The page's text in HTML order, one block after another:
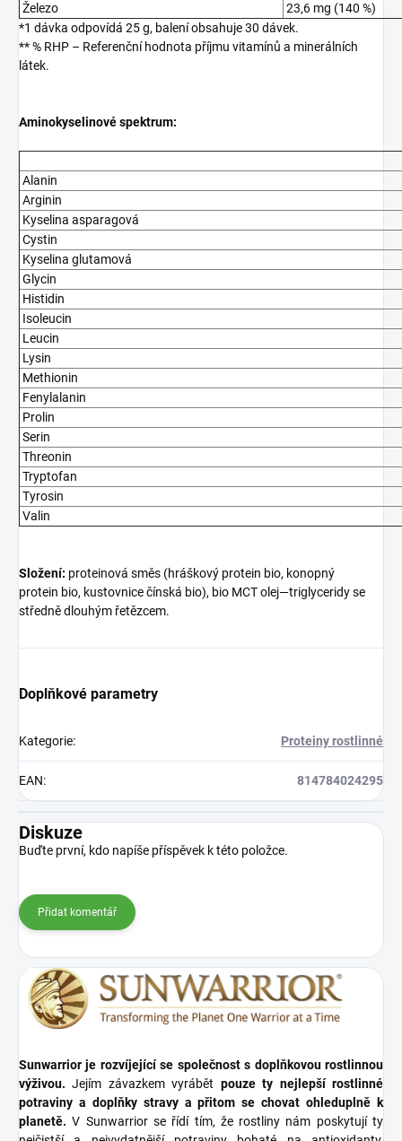
Železo
23,6 mg (140 %)
*1 dávka odpovídá 25 g, balení obsahuje 30 dávek.
** % RHP – Referenční hodnota příjmu vitamínů a minerálních
látek.
Aminokyselinové spektrum:
Alanin
Arginin
Kyselina asparagová
Cystin
Kyselina glutamová
Glycin
Histidin
Isoleucin
Leucin
Lysin
Methionin
Fenylalanin
Prolin
Serin
Threonin
Tryptofan
Tyrosin
Valin
Složení: proteinová směs (hráškový protein bio, konopný
protein bio, kustovnice čínská bio), bio MCT olej—triglyceridy se
středně dlouhým řetězcem.
Doplňkové parametry
Kategorie: Proteiny rostlinné
EAN: 814784024295
Diskuze
Buďte první, kdo napíše příspěvek k této položce.
Přidat komentář
Sunwarrior je rozvíjející se společnost s doplňkovou rostlinnou
výživou. Jejím závazkem vyrábět pouze ty nejlepší rostlinné
potraviny a doplňky stravy a přitom se chovat ohleduplně k
planetě. V Sunwarrior se řídí tím, že rostliny nám poskytují ty